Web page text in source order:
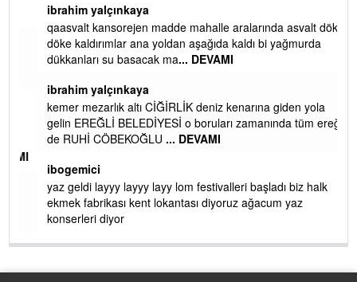
ibrahim yalçınkaya
qaasvalt kansorejen madde mahalle aralarında asvalt döke
döke kaldırımlar ana yoldan aşağıda kaldı bi yağmurda
dükkanları su basacak ma ... DEVAMI
ibrahim yalçınkaya
kemer mezarlık altı CİĞİRLİK deniz kenarına giden yola
gelin EREĞLİ BELEDİYESİ o boruları zamanında tüm ereğli
de RUHİ CÖBEKOĞLU... DEVAMI
ibogemici
yaz geldi layyy layyy layy lom festivalleri başladı biz halk
ekmek fabrikası kent lokantası diyoruz ağacum yaz
konserleri diyor